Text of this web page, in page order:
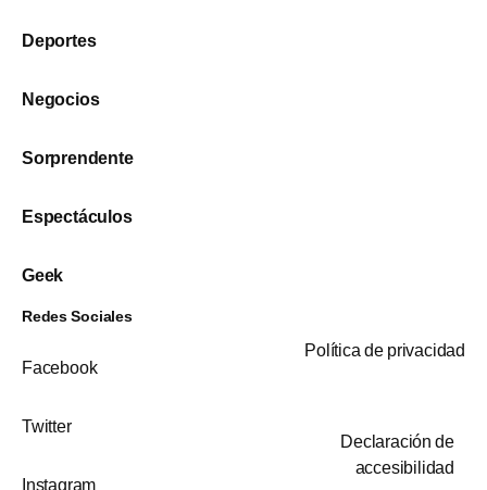
Deportes
Negocios
Sorprendente
Espectáculos
Geek
Redes Sociales
Facebook
Twitter
Instagram
Política de privacidad
Declaración de
accesibilidad